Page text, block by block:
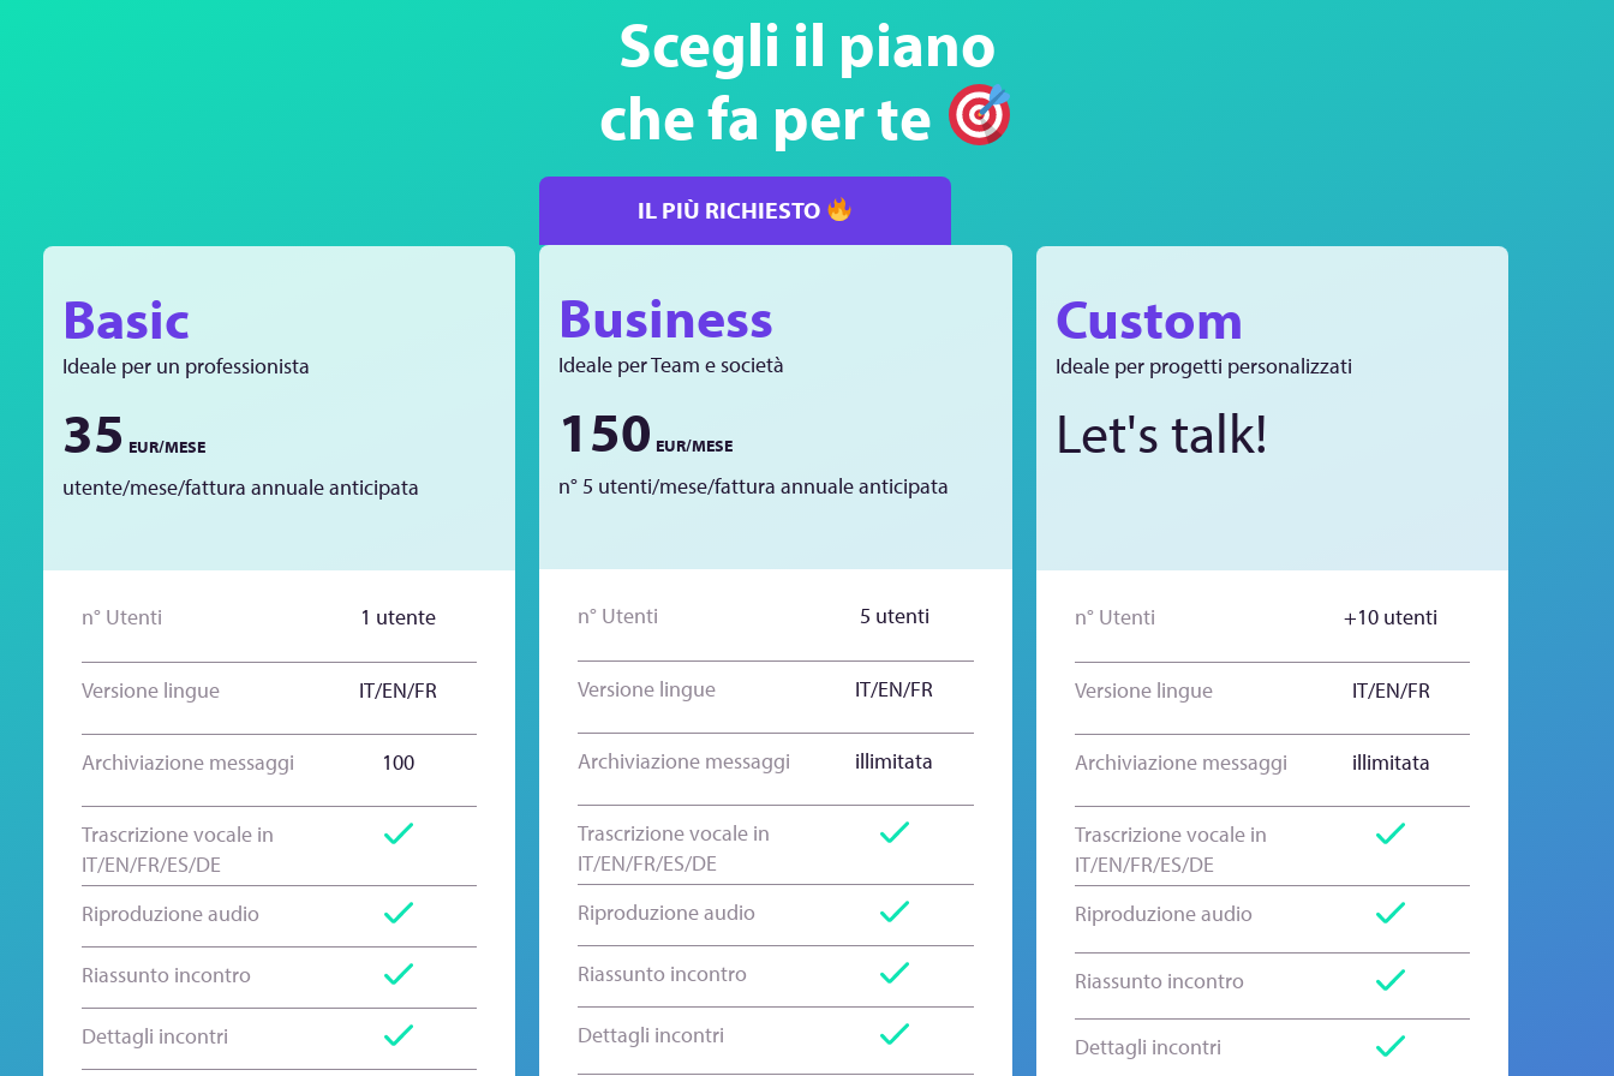
Scegli il piano
che fa per te
Basic
Ideale per un professionista
35 EUR/MESE
utente/mese/fattura annuale anticipata
n° Utenti 1 utente
Versione lingue IT/EN/FR
Archiviazione messaggi 100
Trascrizione vocale in
IT/EN/FR/ES/DE
Riproduzione audio
Riassunto incontro
Dettagli incontri
IL PIÙ RICHIESTO
Business
Ideale per Team e società
150 EUR/MESE
n° 5 utenti/mese/fattura annuale anticipata
n° Utenti 5 utenti
Versione lingue IT/EN/FR
Archiviazione messaggi illimitata
Trascrizione vocale in
IT/EN/FR/ES/DE
Riproduzione audio
Riassunto incontro
Dettagli incontri
Custom
Ideale per progetti personalizzati
Let's talk!
n° Utenti +10 utenti
Versione lingue IT/EN/FR
Archiviazione messaggi illimitata
Trascrizione vocale in
IT/EN/FR/ES/DE
Riproduzione audio
Riassunto incontro
Dettagli incontri